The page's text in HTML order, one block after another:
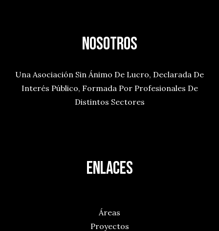
Nosotros
Una Asociación Sin Ánimo De Lucro, Declarada De
Interés Público, Formada Por Profesionales De
Distintos Sectores
ENLACES
Áreas
Proyectos